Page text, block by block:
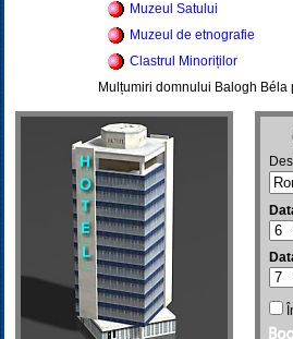
Muzeul Satului
Muzeul de etnografie
Clastrul Minoriților
Mulțumiri domnului Balogh Béla